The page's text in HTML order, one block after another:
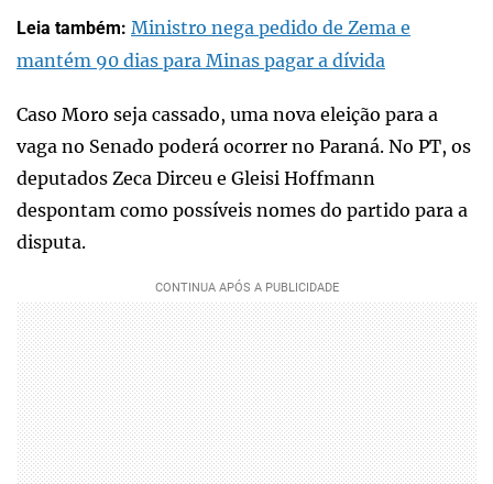
Leia também: Ministro nega pedido de Zema e
mantém 90 dias para Minas pagar a dívida
Caso Moro seja cassado, uma nova eleição para a
vaga no Senado poderá ocorrer no Paraná. No PT, os
deputados Zeca Dirceu e Gleisi Hoffmann
despontam como possíveis nomes do partido para a
disputa.